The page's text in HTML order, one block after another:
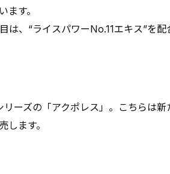
ます。
は、“ライスパワーNo.11エキス”を
ーズの「アクポレス」。こちらは
します。